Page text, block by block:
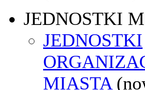
JEDNOSTKI
JEDNOSTKI
MIASTA